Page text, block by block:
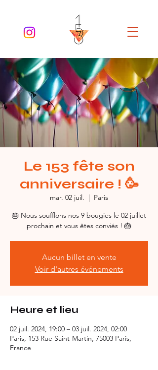
Le 153 fête son
anniversaire ! 🥳
mar. 02 juil.
  |
Paris
🎂 Nous soufflons nos 9 bougies le 02 juillet
prochain et vous êtes conviés ! 🎂
Aucun billet en vente
Voir d'autres événements
Heure et lieu
02 juil. 2024, 19:00 – 03 juil. 2024, 02:00
Paris, 153 Rue Saint-Martin, 75003 Paris,
France